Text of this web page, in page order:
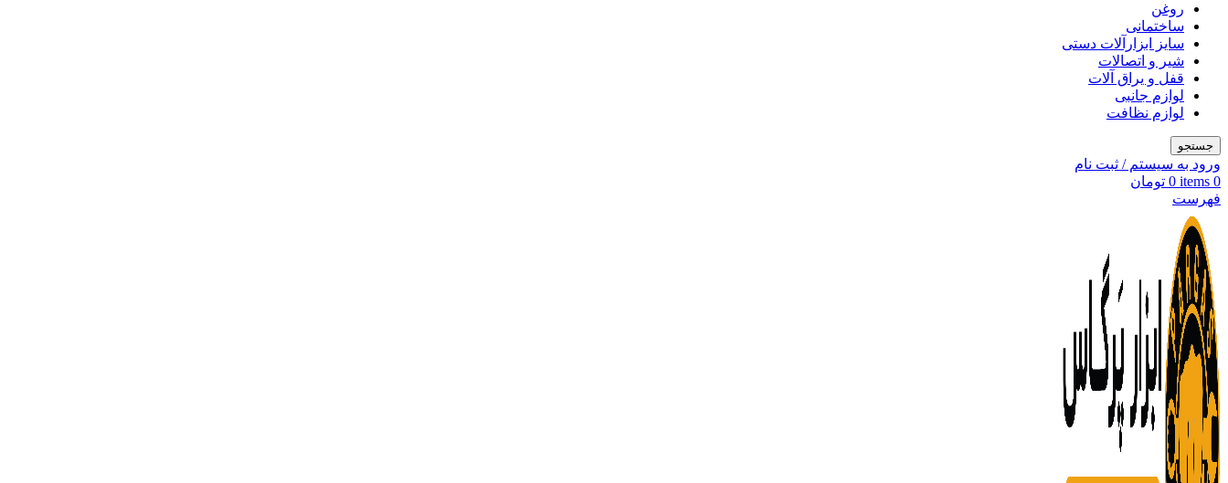
روغن
ساختمانی
سایز ابزارآلات دستی
شیر و اتصالات
قفل و یراق آلات
لوازم جانبی
لوازم نظافت
جستجو
ورود به سیستم / ثبت نام
0
items
0 تومان
فهرست